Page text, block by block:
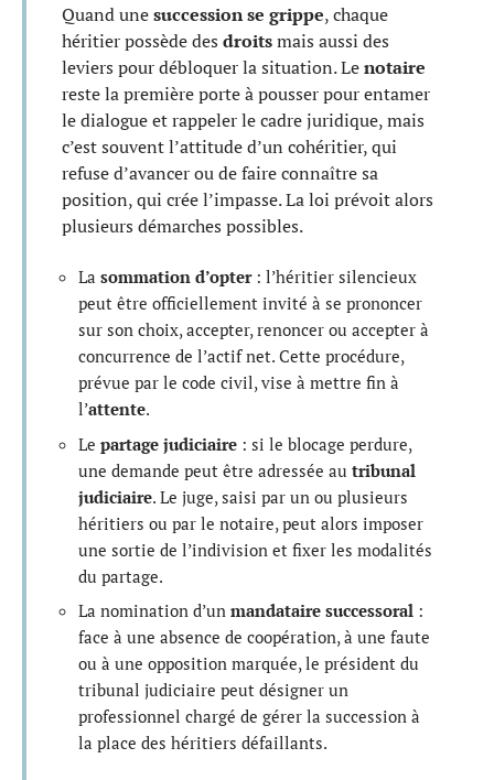
Quand unesuccession se grippe, chaque
héritier possède des droitsmais aussi des
leviers pour débloquer la situation. Lenotaire
reste la première porte à pousser pour entamer
le dialogue et rappeler le cadre juridique, mais
c’est souvent l’attitude d’un cohéritier, qui
refuse d’avancer ou de faire connaître sa
position, qui crée l’impasse. La loi prévoit alors
plusieurs démarches possibles.
La sommation d’opter: l’héritier silencieux
peut être officiellement invité à se prononcer
sur son choix, accepter, renoncer ou accepter à
concurrence de l’actif net. Cette procédure,
prévue par le code civil, vise à mettre fin à
l’attente.
Le partage judiciaire : si le blocage perdure,
une demande peut être adressée au tribunal
judiciaire. Le juge, saisi par un ou plusieurs
héritiers ou par le notaire, peut alors imposer
une sortie de l’indivision et fixer les modalités
du partage.
La nomination d’un mandataire successoral :
face à une absence de coopération, à une faute
ou à une opposition marquée, le président du
tribunal judiciaire peut désigner un
professionnel chargé de gérer la succession à
la place des héritiers défaillants.